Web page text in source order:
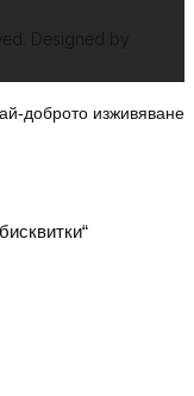
Designed by
доброто изживяване